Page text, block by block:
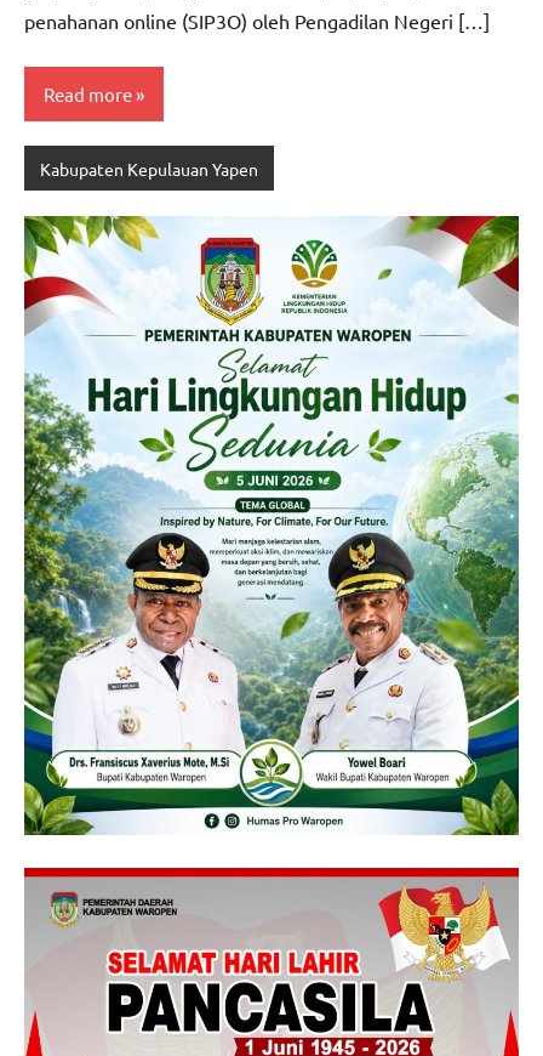
penahanan online (SIP3O) oleh Pengadilan Negeri […]
Read more
Kabupaten Kepulauan Yapen